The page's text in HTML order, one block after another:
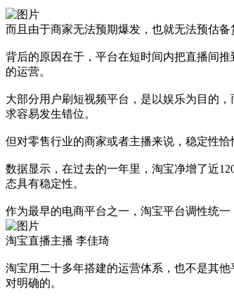
而且由于商家无法预期爆发，也就无法预估
背后的原因在于，平台在短时间内把直播间
的运营。
大部分用户刷短视频平台，是以娱乐为目的
求容易发生错位。
但对零售行业的商家或者主播来说，稳定性恰
数据显示，在过去的一年里，淘宝净增了近
态具有稳定性。
作为最早的电商平台之一，淘宝平台调性统
淘宝直播主播 李佳琦
淘宝用二十多年搭建的运营体系，也不是其
对明确的。